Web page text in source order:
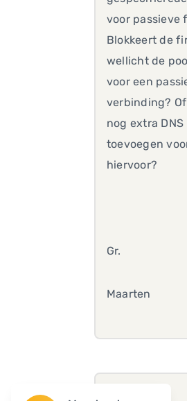
voor passieve
Blokkeert de
wellicht de
voor een
verbinding?
nog extra
toevoegen
hiervoor?
Gr.
Maarten